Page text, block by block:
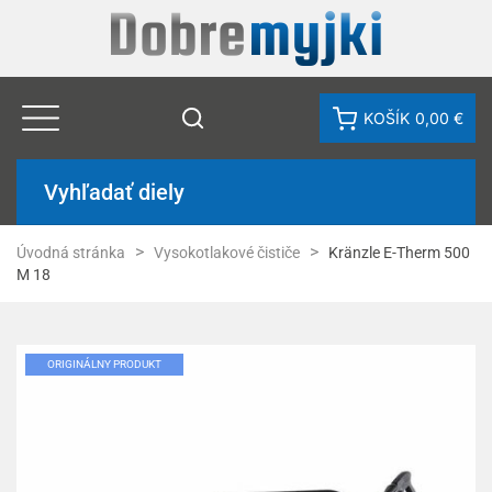
KOŠÍK 0,00 €
Vyhľadať diely
Úvodná stránka Vysokotlakové čističe
Kränzle E-Therm 500
M 18
ORIGINÁLNY PRODUKT